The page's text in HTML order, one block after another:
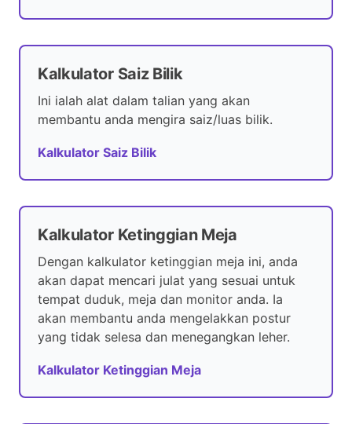
Kalkulator Saiz Bilik
Ini ialah alat dalam talian yang akan
membantu anda mengira saiz/luas bilik.
Kalkulator Saiz Bilik
Kalkulator Ketinggian Meja
Dengan kalkulator ketinggian meja ini, anda
akan dapat mencari julat yang sesuai untuk
tempat duduk, meja dan monitor anda. Ia
akan membantu anda mengelakkan postur
yang tidak selesa dan menegangkan leher.
Kalkulator Ketinggian Meja